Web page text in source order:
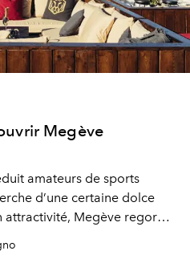
Megève
amateurs de sports
d’une certaine dolce
attractivité, Megève regorge
le temps d’un city break